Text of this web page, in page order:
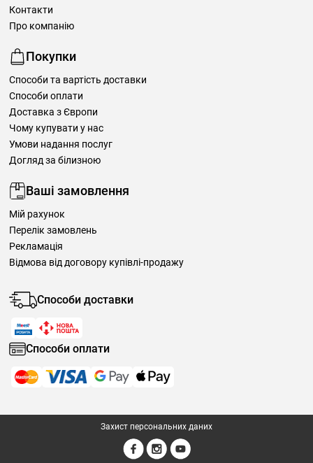
Контакти
Про компанію
Покупки
Способи та вартість доставки
Способи оплати
Доставка з Європи
Чому купувати у нас
Умови надання послуг
Догляд за білизною
Ваші замовлення
Мій рахунок
Перелік замовлень
Рекламація
Відмова від договору купівлі-продажу
Способи доставки
Способи оплати
Захист персональних даних